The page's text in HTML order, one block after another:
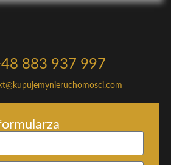
883 937 997